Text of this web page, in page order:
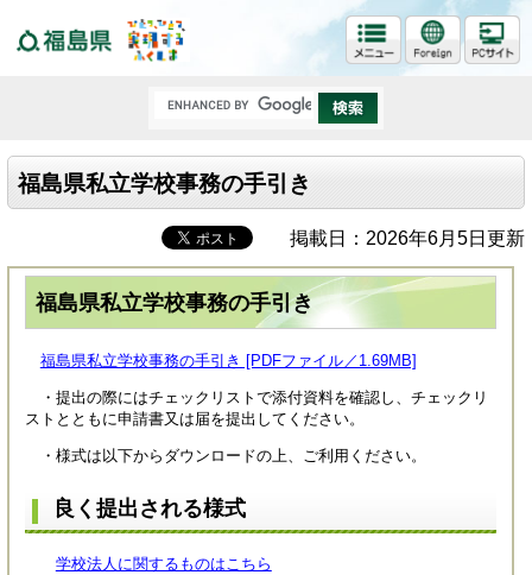
福島県私立学校事務の手引き
掲載日：2026年6月5日更新
福島県私立学校事務の手引き
福島県私立学校事務の手引き [PDFファイル／1.69MB]
・提出の際にはチェックリストで添付資料を確認し、チェックリ
ストとともに申請書又は届を提出してください。
・様式は以下からダウンロードの上、ご利用ください。
良く提出される様式
学校法人に関するものはこちら